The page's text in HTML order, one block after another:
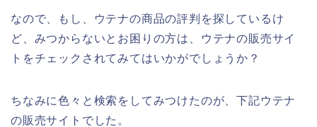
なので、もし、ウテナの商品の評判を探しているけ
ど、みつからないとお困りの方は、ウテナの販売サイ
トをチェックされてみてはいかがでしょうか？
ちなみに色々と検索をしてみつけたのが、下記ウテナ
の販売サイトでした。